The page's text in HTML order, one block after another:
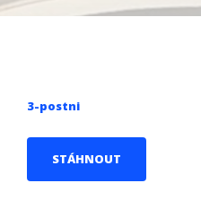
3-postni
STÁHNOUT